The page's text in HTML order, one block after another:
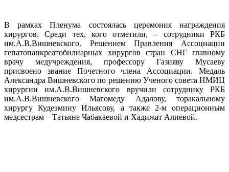
В рамках Пленума состоялась церемония награждения
хирургов. Среди тех, кого отметили, – сотрудники РКБ
им.А.В.Вишневского. Решением Правления Ассоциации
гепатопанкреатобилиарных хирургов стран СНГ главному
врачу медучреждения, профессору Газияву Мусаеву
присвоено звание Почетного члена Ассоциации. Медаль
Александра Вишневского по решению Ученого совета НМИЦ
хирургии им.А.В.Вишневского вручили сотруднику РКБ
им.А.В.Вишневского Магомеду Адалову, торакальному
хирургу Кудеэмину Ильясову, а также 2-м операционным
медсестрам – Татьяне Чабакаевой и Хадижат Алиевой.